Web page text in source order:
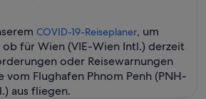
COVID-19-Reiseplaner, um
ob für Wien (VIE-Wien Intl.) derzeit
oder Reisewarnungen
vom Flughafen Phnom Penh (PNH-
aus fliegen.